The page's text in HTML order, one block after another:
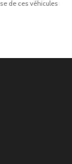
de ces véhicules